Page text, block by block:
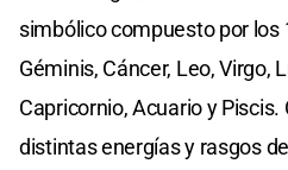
simbólico compuesto por los
Géminis, Cáncer, Leo, Virgo,
Capricornio, Acuario y
distintas energías y rasgos